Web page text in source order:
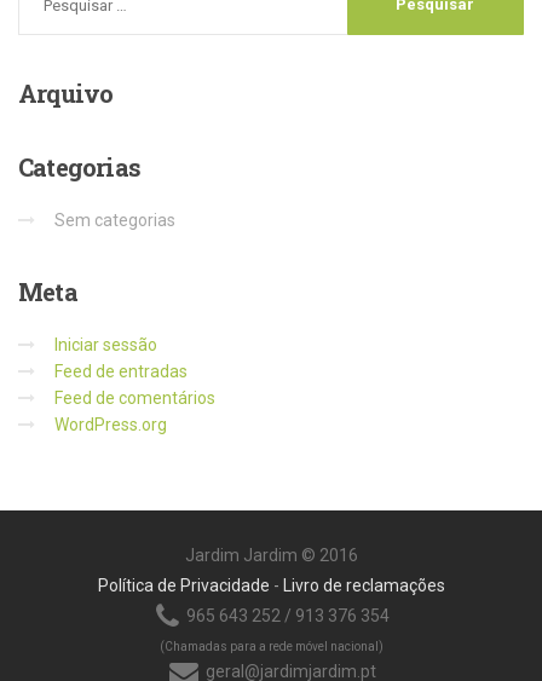
Arquivo
Categorias
Sem categorias
Meta
Iniciar sessão
Feed de entradas
Feed de comentários
WordPress.org
Jardim Jardim © 2016
Política de Privacidade -
Livro de reclamações
965 643 252 / 913 376 354
(Chamadas para a rede móvel nacional)
geral@jardimjardim.pt